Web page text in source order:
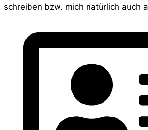
schreiben bzw. mich natürlich auch